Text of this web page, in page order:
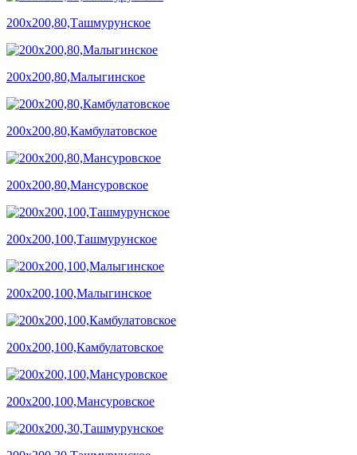
200х200,80,Ташмурунское
200х200,80,Малыгинское
200х200,80,Камбулатовское
200х200,80,Мансуровское
200х200,100,Ташмурунское
200х200,100,Малыгинское
200х200,100,Камбулатовское
200х200,100,Мансуровское